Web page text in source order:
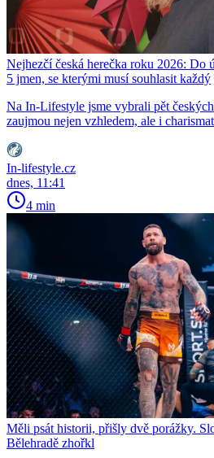
Nejhezčí česká herečka roku 2026: Do
5 jmen, se kterými musí souhlasit každý
Na In-Lifestyle jsme vybrali pět
zaujmou nejen vzhledem, ale i
In-lifestyle.cz
dnes, 11:41
4 min
Měli psát historii, přišly dvě porážky.
Bělehradě zhořkl